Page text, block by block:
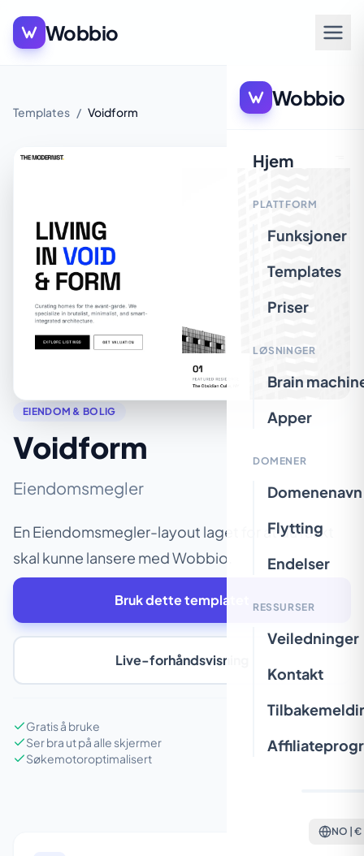
Wobbio
Wobbio
Hjem
PLATTFORM
Funksjoner
Templates
Priser
LØSNINGER
Brain
Apper
DOMENER
Domenenavn
Flytting
Endelser
RESSURSER
Veiledninger
Kontakt
NO | €
Templates / Voidform
EIENDOM & BOLIG
Voidform
Eiendomsmegler
En Eiendomsmegler-layout laget for at du raskt
skal kunne lansere med Wobbio.
Bruk dette templatet
Live-forhåndsvisning
Gratis å bruke
Ser bra ut på alle skjermer
Søkemotoroptimalisert